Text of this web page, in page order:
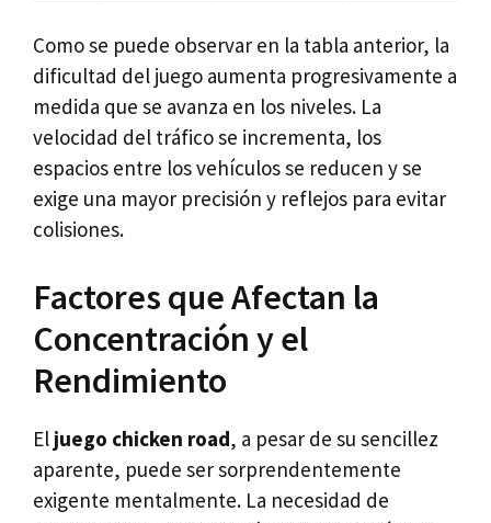
Como se puede observar en la tabla anterior, la
dificultad del juego aumenta progresivamente a
medida que se avanza en los niveles. La
velocidad del tráfico se incrementa, los
espacios entre los vehículos se reducen y se
exige una mayor precisión y reflejos para evitar
colisiones.
Factores que Afectan la
Concentración y el
Rendimiento
El juego chicken road, a pesar de su sencillez
aparente, puede ser sorprendentemente
exigente mentalmente. La necesidad de